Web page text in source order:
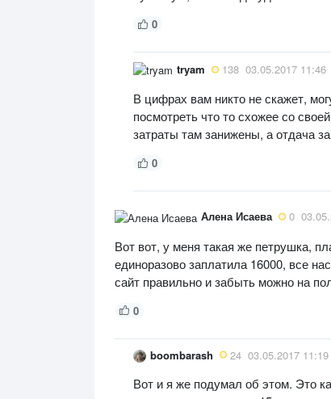
0
tryam 138 03.05.2017 11:46
В цифрах вам никто не скажет,
посмотреть что то схожее со
затраты там занижены, а отдача
0
Алена Исаева 0
Вот вот, у меня такая же петрушка,
единоразово заплатила 16000, все
сайт правильно и забыть можно на
0
boombarash 24 03.05.2017 11:19
Вот и я же подумал об этом. Это